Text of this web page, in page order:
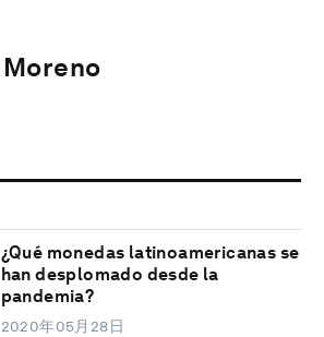
¿Qué monedas latinoamericanas se
han desplomado desde la
pandemia?
2020年05月28日